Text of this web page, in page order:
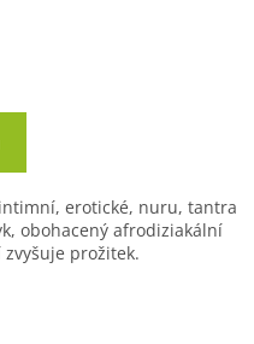
erotické, nuru, tantra
obohacený afrodiziakální
prožitek.